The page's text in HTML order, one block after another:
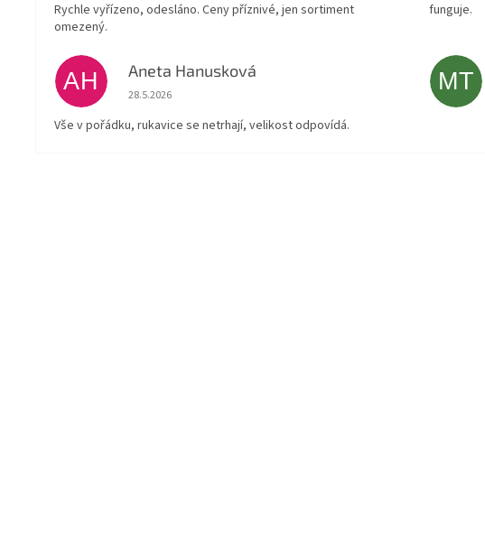
Rychle vyřízeno, odesláno. Ceny příznivé, jen sortiment
omezený.
funguje.
AH Aneta Hanusková
Hodnocení obchodu je 5 z 5 hvězdiček.
28.5.2026
Vše v pořádku, rukavice se netrhají, velikost odpovídá.
MT